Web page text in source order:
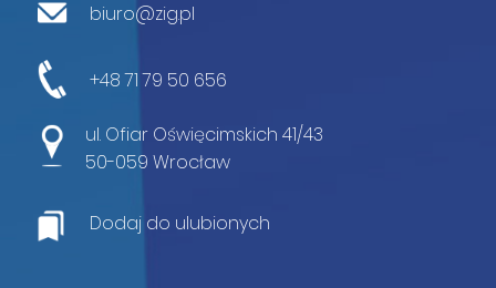
biuro@zig.pl
+48 71 79 50 656
ul. Ofiar Oświęcimskich 41/43
50-059 Wrocław
Dodaj do ulubionych